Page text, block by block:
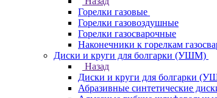
Горелки газовые
Горелки газовоздушные
Горелки газосварочные
Наконечники к горелкам
Диски и круги для болгарки (УШМ)
Назад
Диски и круги для болгарки
Абразивные синтетические